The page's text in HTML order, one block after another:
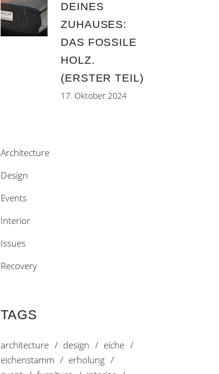
DEINES
ZUHAUSES:
DAS FOSSILE
HOLZ.
(ERSTER TEIL)
17. Oktober 2024
Architecture
Design
Events
Interior
Issues
Recovery
TAGS
architecture design
eiche
eichenstamm
erholung